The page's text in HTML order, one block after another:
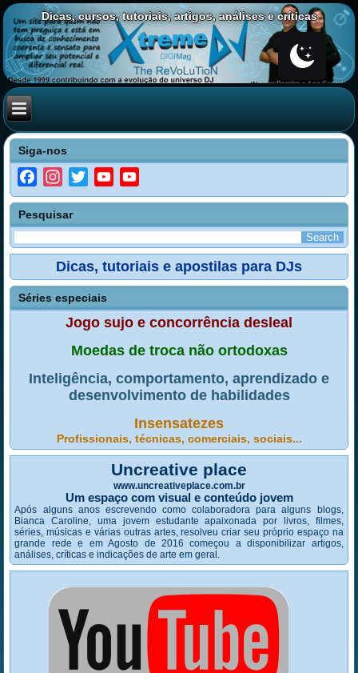
Dicas, cursos, tutoriais, artigos, análises e críticas
Siga-nos
FacebookInstagramTwitterYouTube
Channel
Pesquisar
Dicas, tutoriais e apostilas para DJs
Séries especiais
Jogo sujo e concorrência desleal
Moedas de troca não ortodoxas
Inteligência, comportamento, aprendizado e
desenvolvimento de habilidades
Insensatezes
Profissionais, técnicas, comerciais, sociais...
Uncreative place
www.uncreativeplace.com.br
Um espaço com visual e conteúdo jovem
Após alguns anos escrevendo como colaboradora para alguns blogs,
Bianca Caroline, uma jovem estudante apaixonada por livros, filmes,
séries, músicas e várias outras artes, resolveu criar seu próprio espaço na
grande rede e em Agosto de 2016 começou a disponibilizar artigos,
análises, críticas e indicações de arte em geral.